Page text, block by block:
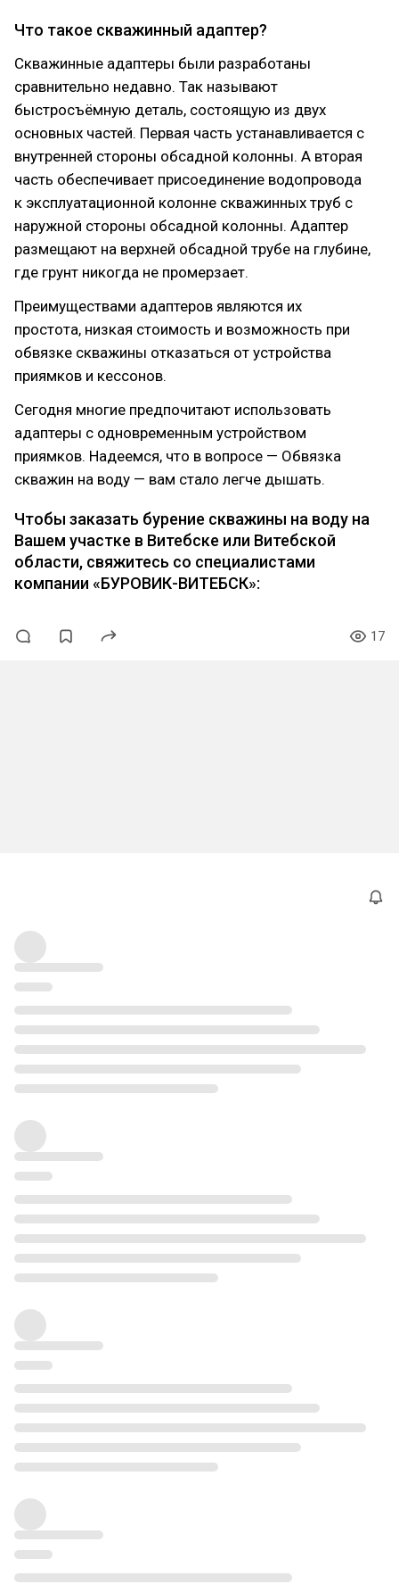
Что такое скважинный адаптер?
Скважинные адаптеры были разработаны
сравнительно недавно. Так называют
быстросъёмную деталь, состоящую из двух
основных частей. Первая часть устанавливается с
внутренней стороны обсадной колонны. А вторая
часть обеспечивает присоединение водопровода
к эксплуатационной колонне скважинных труб с
наружной стороны обсадной колонны. Адаптер
размещают на верхней обсадной трубе на глубине,
где грунт никогда не промерзает.
Преимуществами адаптеров являются их
простота, низкая стоимость и возможность при
обвязке скважины отказаться от устройства
приямков и кессонов.
Сегодня многие предпочитают использовать
адаптеры с одновременным устройством
приямков. Надеемся, что в вопросе — Обвязка
скважин на воду — вам стало легче дышать.
Чтобы заказать бурение скважины на воду на
Вашем участке в Витебске или Витебской
области, свяжитесь со специалистами
компании «БУРОВИК-ВИТЕБСК»:
17